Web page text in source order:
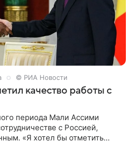
© РИА Новости
качество работы с
периода Мали Ассими
с Россией,
«Я хотел бы отметить